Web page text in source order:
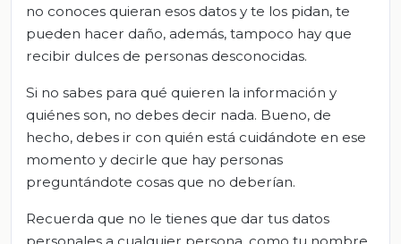
no conoces quieran esos datos y te los pidan, te
pueden hacer daño, además, tampoco hay que
recibir dulces de personas desconocidas.
Si no sabes para qué quieren la información y
quiénes son, no debes decir nada. Bueno, de
hecho, debes ir con quién está cuidándote en ese
momento y decirle que hay personas
preguntándote cosas que no deberían.
Recuerda que no le tienes que dar tus datos